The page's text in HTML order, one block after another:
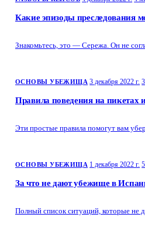
Какие эпизоды преследования
Знакомьтесь, это — Сережа. Он не
ОСНОВЫ УБЕЖИЩА 3 декабря 2022 г.
Правила поведения на пикетах
Эти простые правила помогут вам
ОСНОВЫ УБЕЖИЩА 1 декабря 2022 г.
За что не дают убежище в
Полный список ситуаций, которые не